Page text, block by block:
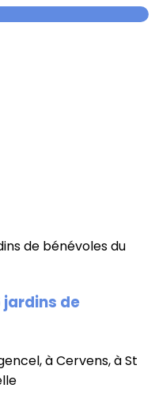
jardins de
à Cervens, à St